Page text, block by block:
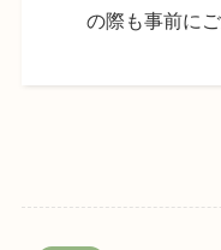
の際も事前に